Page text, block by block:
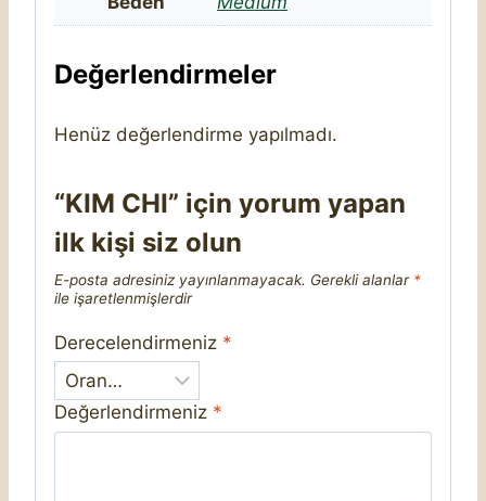
Değerlendirmeler
Henüz değerlendirme yapılmadı.
“KIM CHI” için yorum yapan
ilk kişi siz olun
E-posta adresiniz yayınlanmayacak. Gerekli alanlar *
ile işaretlenmişlerdir
Derecelendirmeniz *
Değerlendirmeniz *